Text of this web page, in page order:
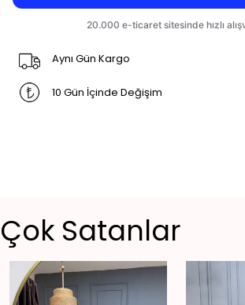
Aynı Gün Kargo
10 Gün İçinde Değişim
Çok Satanlar